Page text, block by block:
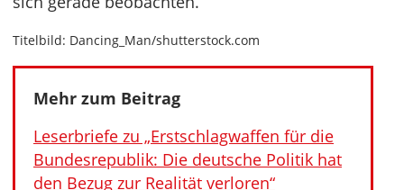
Titelbild: Dancing_Man/shutterstock.com
Mehr zum Beitrag
Leserbriefe zu „Erstschlagwaffen für die
Bundesrepublik: Die deutsche Politik hat
den Bezug zur Realität verloren“